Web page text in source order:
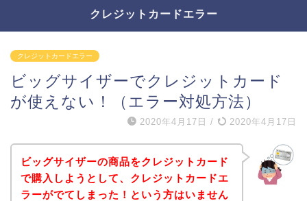
クレジットカードエラー
クレジットカードエラー
ビッグサイザーでクレジットカード
が使えない！（エラー対処方法）
2020年4月17日 / 2020年4月17日
ビッグサイザーの商品をクレジットカード
で購入しようとして、クレジットカードエ
ラーがでてしまった！という方はいません